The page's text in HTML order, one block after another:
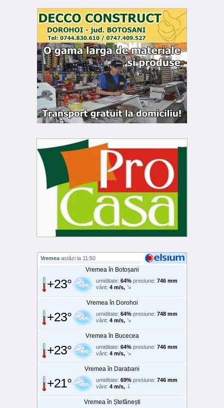
Vremea astăzi la 11:50
Vremea în Botoșani
+23° umiditate: 64% presiune: 746 mm
vânt: 4 m/s,
Vremea în Dorohoi
+23° umiditate: 64% presiune: 748 mm
vânt: 4 m/s,
Vremea în Bucecea
+23° umiditate: 64% presiune: 746 mm
vânt: 4 m/s,
Vremea în Darabani
+21° umiditate: 69% presiune: 746 mm
vânt: 4 m/s,
Vremea în Ștefănești